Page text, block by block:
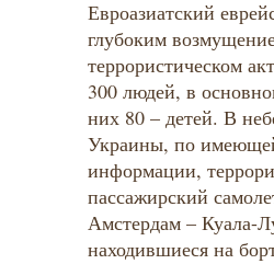
Евроазиатский
глубоким
террористическом
300 людей, в
них 80 – детей. В
Украины, по
информации,
пассажирский
Амстердам – Куала-
находившиеся на